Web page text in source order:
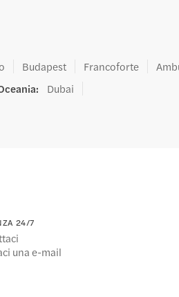
a piedi
a piedi
Budapest Francoforte
: Dubai
24/7
una e-mail